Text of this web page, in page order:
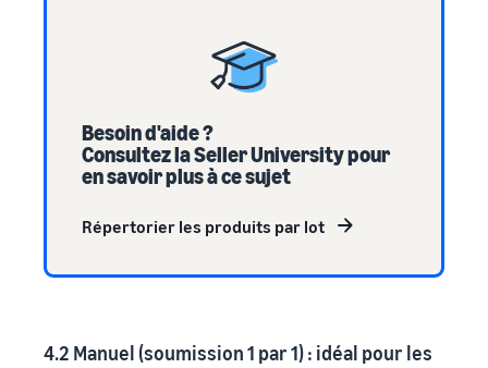
Besoin d'aide ?
Consultez la Seller University pour
en savoir plus à ce sujet
Répertorier les produits par lot
4.2 Manuel (soumission 1 par 1) : idéal pour les